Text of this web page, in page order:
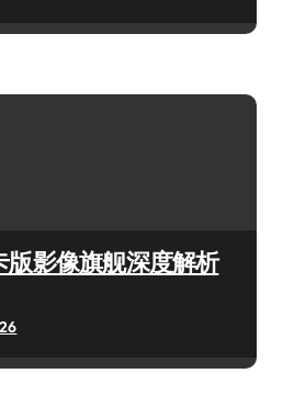
影像旗舰深度解析